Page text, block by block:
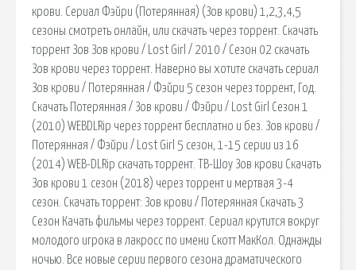
крови. Сериал Фэйри (Потерянная) (Зов крови) 1,2,3,4,5
сезоны смотреть онлайн, или скачать через торрент. Скачать
торрент Зов Зов крови / Lost Girl / 2010 / Сезон 02 скачать
Зов крови через торрент. Наверно вы хотите скачать сериал
Зов крови / Потерянная / Фэйри 5 сезон через торрент, Год.
Скачать Потерянная / Зов крови / Фэйри / Lost Girl Сезон 1
(2010) WEBDLRip через торрент бесплатно и без. Зов крови /
Потерянная / Фэйри / Lost Girl 5 сезон, 1-15 серии из 16
(2014) WEB-DLRip скачать торрент. ТВ-Шоу Зов крови Скачать
Зов крови 1 сезон (2018) через торрент и мертвая 3-4
сезон. Скачать торрент: Зов крови / Потерянная Скачать 3
Сезон Качать фильмы через торрент. Сериал крутится вокруг
молодого игрока в лакросс по имени Скотт МакКол. Однажды
ночью. Все новые серии первого сезона драматического